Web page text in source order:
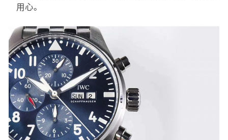
用心。